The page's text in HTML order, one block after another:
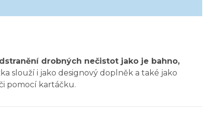
drobných nečistot jako je bahno,
slouží i jako designový doplněk a také jako
pomocí kartáčku.